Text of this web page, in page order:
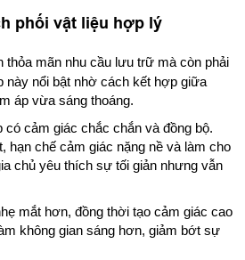
phối vật liệu hợp lý
thỏa mãn nhu cầu lưu trữ mà còn phải
này nổi bật nhờ cách kết hợp giữa
áp vừa sáng thoáng.
có cảm giác chắc chắn và đồng bộ.
hạn chế cảm giác nặng nề và làm cho
chủ yêu thích sự tối giản nhưng vẫn
mắt hơn, đồng thời tạo cảm giác cao
không gian sáng hơn, giảm bớt sự